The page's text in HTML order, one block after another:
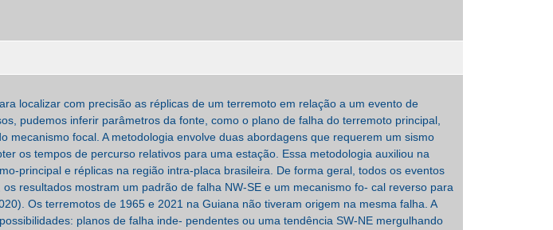
localizar com precisão as réplicas de um terremoto em relação a um evento de
pudemos inferir parâmetros da fonte, como o plano de falha do terremoto principal,
focal. A metodologia envolve duas abordagens que requerem um sismo
os tempos de percurso relativos para uma estação. Essa metodologia auxiliou na
principal e réplicas na região intra-placa brasileira. De forma geral, todos os eventos
resultados mostram um padrão de falha NW-SE e um mecanismo fo- cal reverso para
Os terremotos de 1965 e 2021 na Guiana não tiveram origem na mesma falha. A
planos de falha inde- pendentes ou uma tendência SW-NE mergulhando